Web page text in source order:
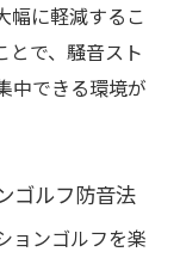
幅に軽減するこ
とで、騒音スト
中できる環境が
ゴルフ防音法
ョンゴルフを楽